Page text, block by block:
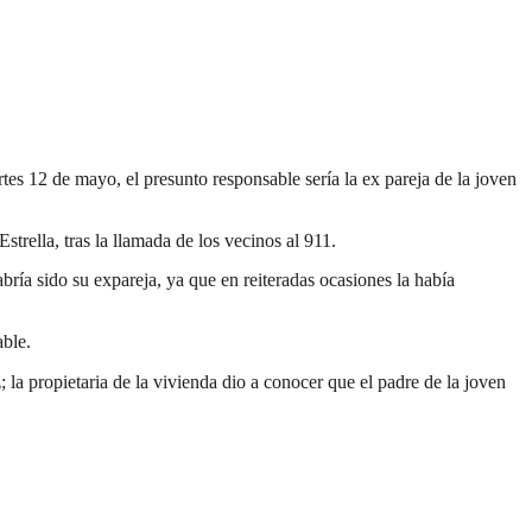
12 de mayo, el presunto responsable sería la ex pareja de la joven
tras la llamada de los vecinos al 911.
sido su expareja, ya que en reiteradas ocasiones la había
propietaria de la vivienda dio a conocer que el padre de la joven